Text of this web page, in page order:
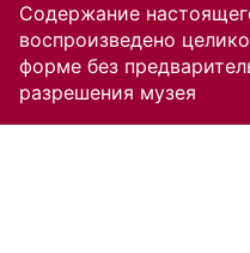
Содержание
воспроизведено
форме без
разрешения музея